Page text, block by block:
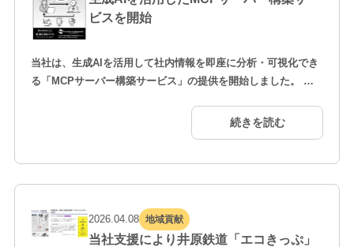
ビスを開始
当社は、生成AIを活用して社内情報を即座に分析・可視化でき
る「MCPサーバー構築サービス」の提供を開始しました。 本
データを既存のデータベースと連携し、生成AIが自動で集計・
要約・グラフ化を行うものです。経営会議中でも必要な情報を
続きを読む
2026.04.08 地域貢献
当社支援により井原鉄道「エコきっぷ」